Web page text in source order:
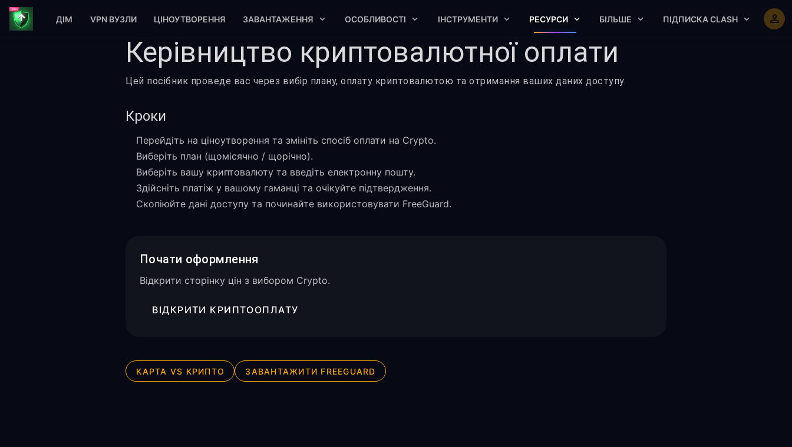
ДІМ VPN ВУЗЛИ ЦІНОУТВОРЕННЯ ЗАВАНТАЖЕННЯ ОСОБЛИВОСТІ ІНСТРУМЕНТИ РЕСУРСИ БІЛЬШЕ ПІДПИСКА CLASH
Керівництво криптовалютної оплати
Цей посібник проведе вас через вибір плану, оплату криптовалютою та отримання ваших даних доступу.
Кроки
Перейдіть на ціноутворення та змініть спосіб оплати на Crypto.
Виберіть план (щомісячно / щорічно).
Виберіть вашу криптовалюту та введіть електронну пошту.
Здійсніть платіж у вашому гаманці та очікуйте підтвердження.
Скопіюйте дані доступу та починайте використовувати FreeGuard.
Почати оформлення
Відкрити сторінку цін з вибором Crypto.
ВІДКРИТИ КРИПТООПЛАТУ
КАРТА VS КРИПТО ЗАВАНТАЖИТИ FREEGUARD